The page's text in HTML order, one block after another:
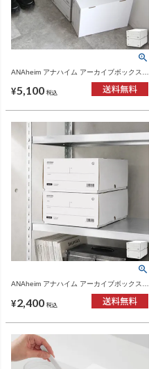
ANAheim アナハイム アーカイブボックス 3
¥5,100 税込
ANAheim アナハイム アーカイブボックス 1
セット(2個入り) | インテリア雑貨・収納
¥2,400 税込